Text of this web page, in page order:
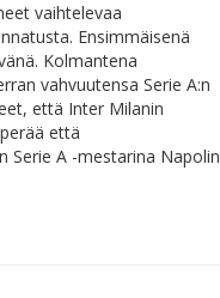
vaihtelevaa
Ensimmäisenä
Kolmantena
vahvuutensa Serie A:n
että Inter Milanin
että
Serie A -mestarina Napolin